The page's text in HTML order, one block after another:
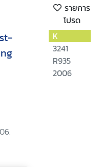
รายการ
โปรด
K
3241
R935
2006